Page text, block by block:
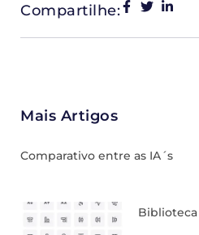
Compartilhe:
Mais Artigos
Comparativo entre as IA´s
Biblioteca